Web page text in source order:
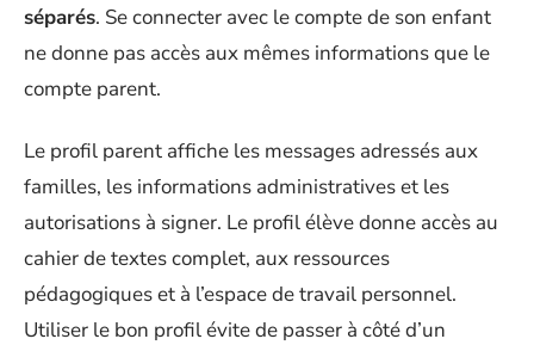
séparés. Se connecter avec le compte de son enfant
ne donne pas accès aux mêmes informations que le
compte parent.
Le profil parent affiche les messages adressés aux
familles, les informations administratives et les
autorisations à signer. Le profil élève donne accès au
cahier de textes complet, aux ressources
pédagogiques et à l’espace de travail personnel.
Utiliser le bon profil évite de passer à côté d’un